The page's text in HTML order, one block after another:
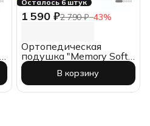
Осталось 6 штук
1 590 ₽2 790 ₽−43%
Ортопедическая
подушка "Memory Soft-
S", ИвШвейСтандарт
В корзину